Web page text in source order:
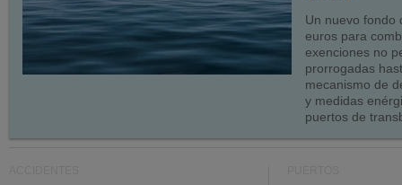
Un nuevo fondo
euros para
exenciones no
prorrogadas
mecanismo de
y medidas
puertos de